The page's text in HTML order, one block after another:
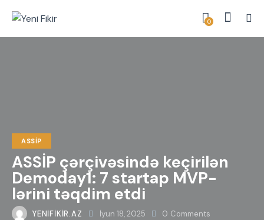
0
ASSİP
ASSİP çərçivəsində keçirilən
Demoday1: 7 startap MVP-
lərini təqdim etdi
YENIFIKIR.AZ İyun 18, 2025 0 Comments